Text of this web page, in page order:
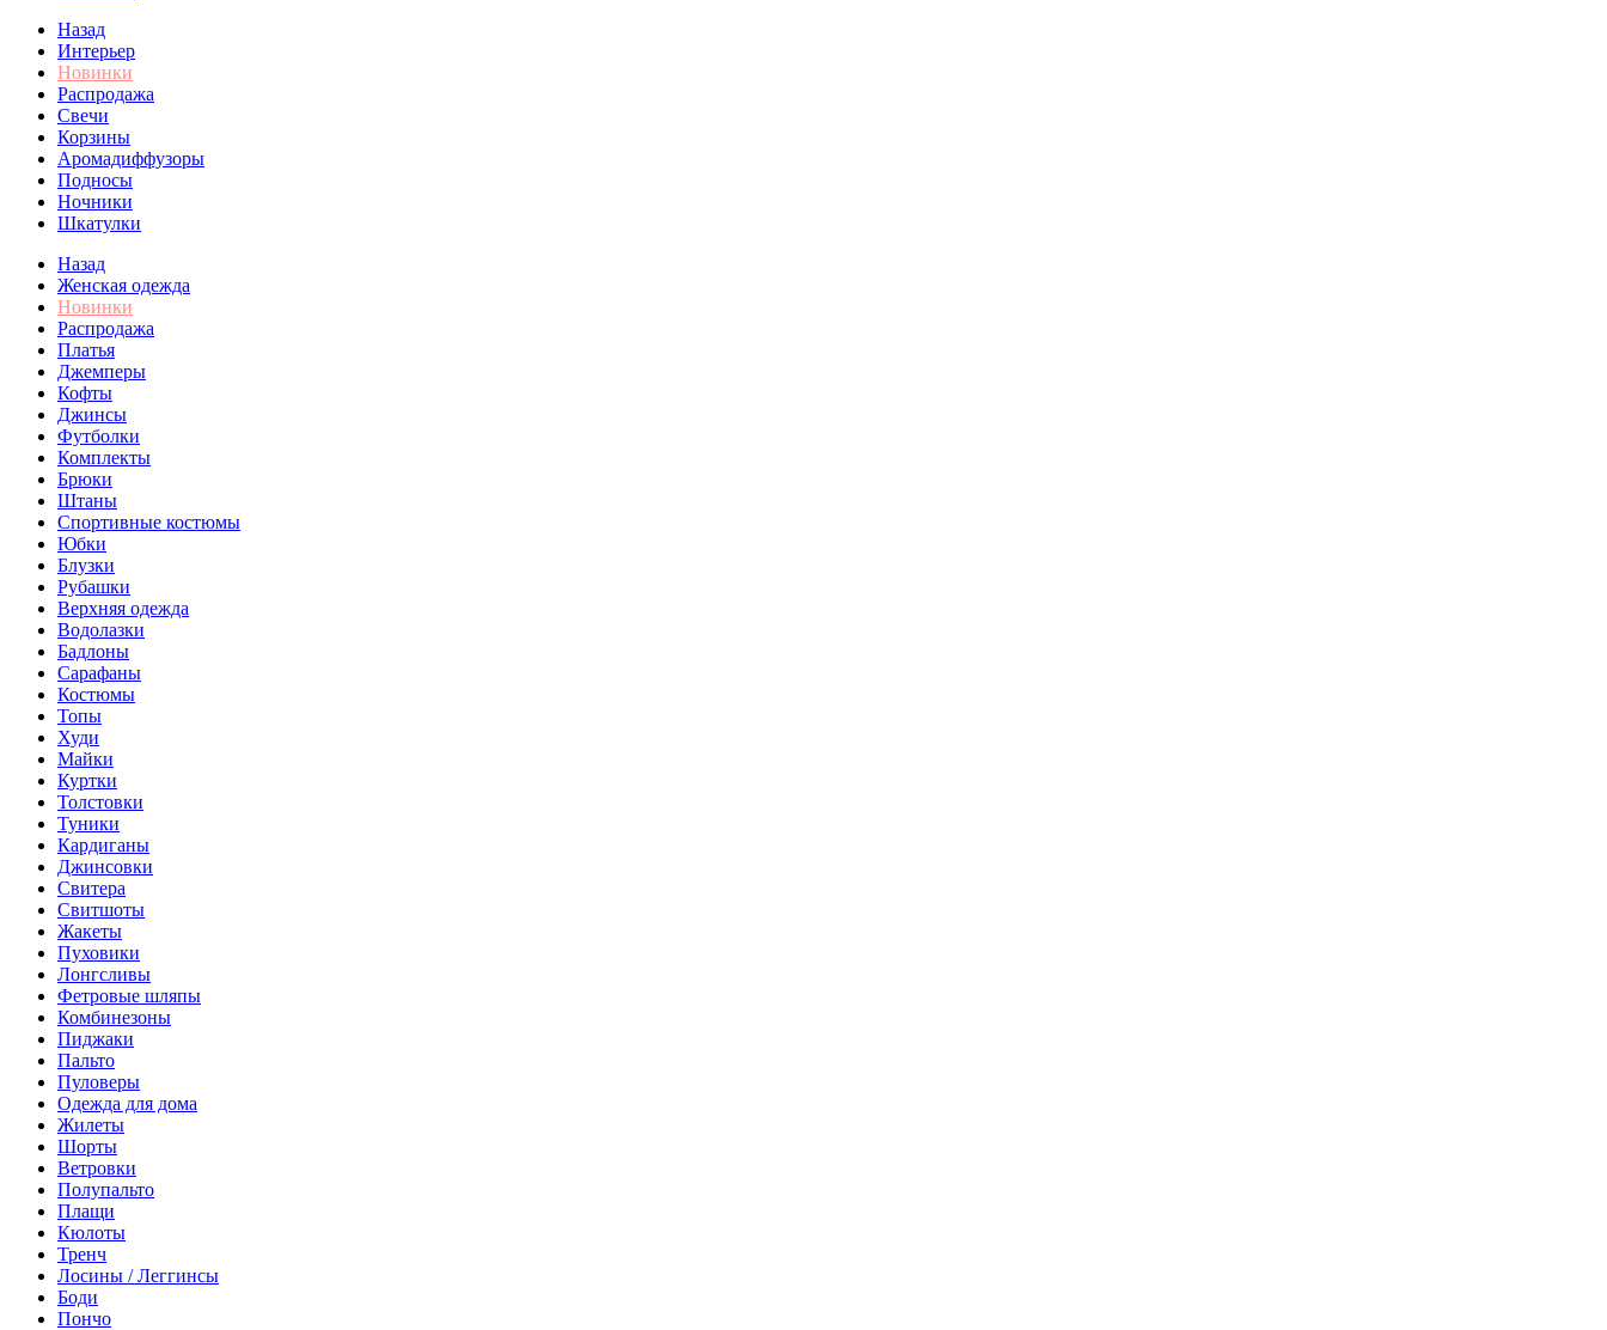
Назад
Интерьер
Новинки
Распродажа
Свечи
Корзины
Аромадиффузоры
Подносы
Ночники
Шкатулки
Назад
Женская одежда
Новинки
Распродажа
Платья
Джемперы
Кофты
Джинсы
Футболки
Комплекты
Брюки
Штаны
Спортивные костюмы
Юбки
Блузки
Рубашки
Верхняя одежда
Водолазки
Бадлоны
Сарафаны
Костюмы
Топы
Худи
Майки
Куртки
Толстовки
Туники
Кардиганы
Джинсовки
Свитера
Свитшоты
Жакеты
Пуховики
Лонгсливы
Фетровые шляпы
Комбинезоны
Пиджаки
Пальто
Пуловеры
Одежда для дома
Жилеты
Шорты
Ветровки
Полупальто
Плащи
Кюлоты
Тренч
Лосины / Леггинсы
Боди
Пончо